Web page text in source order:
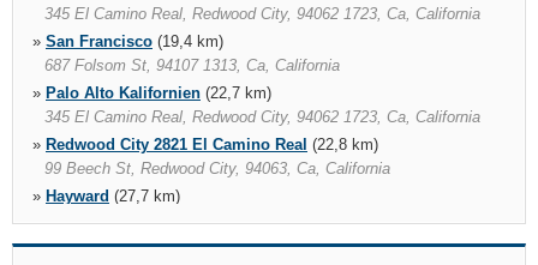
345 El Camino Real, Redwood City, 94062 1723, Ca, California
» San Francisco (19,4 km)
687 Folsom St, 94107 1313, Ca, California
» Palo Alto Kalifornien (22,7 km)
345 El Camino Real, Redwood City, 94062 1723, Ca, California
» Redwood City 2821 El Camino Real (22,8 km)
99 Beech St, Redwood City, 94063, Ca, California
» Hayward (27,7 km)
27295 Mission Boulevard, Hayward, 94544, Ca, California
»Fremont(34,3 km)